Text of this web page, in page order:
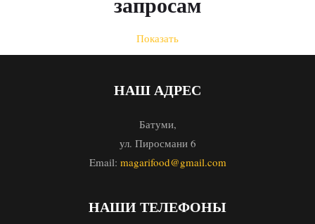
Показать
НАШ АДРЕС
Батуми,
ул. Пиросмани 6
Email: magarifood@gmail.com
НАШИ ТЕЛЕФОНЫ